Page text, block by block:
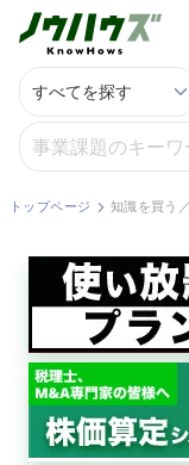
記事・
解決策
知識を
契約書ひ
専門家
無料で
トップページ 知識を買う